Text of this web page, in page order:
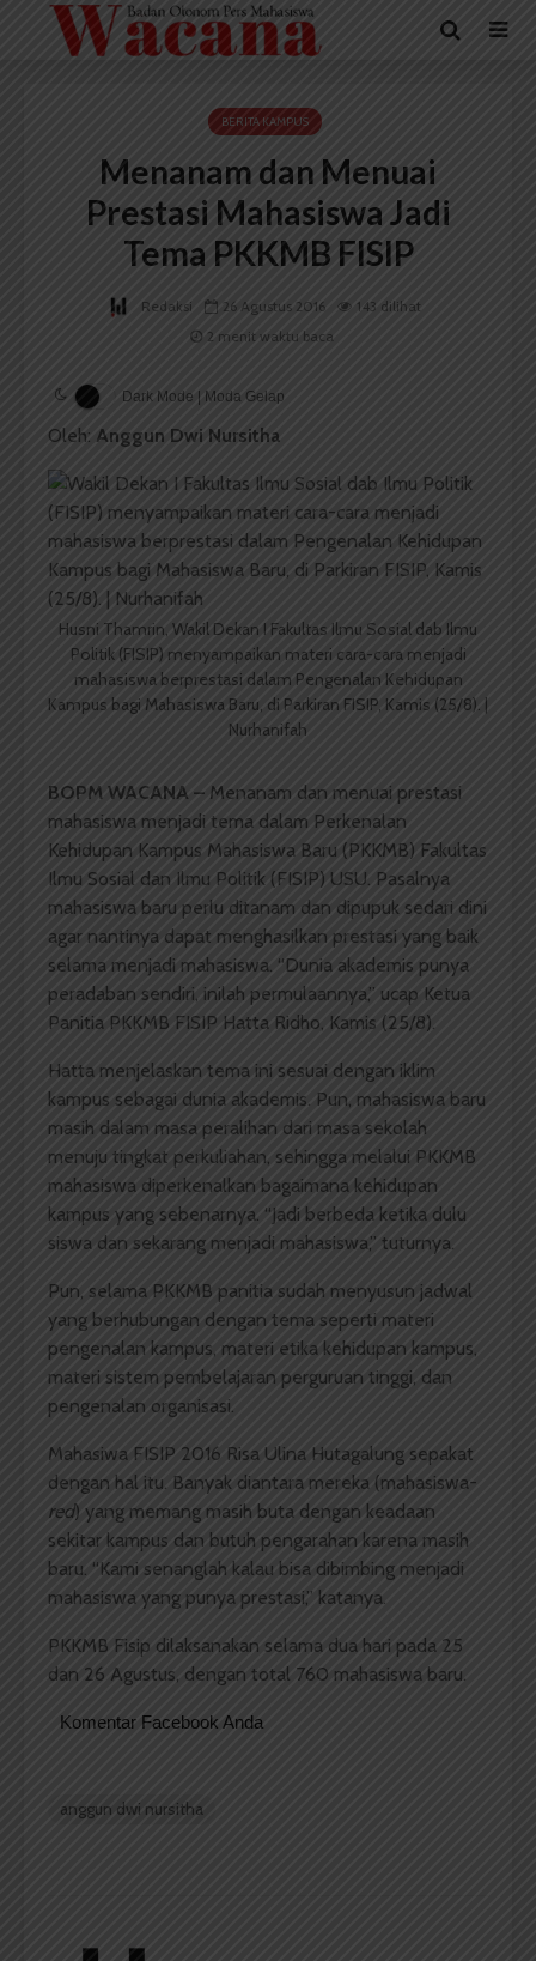
BERITA KAMPUS
Menanam dan Menuai
Prestasi Mahasiswa Jadi
Tema PKKMB FISIP
Redaksi 26 Agustus 2016
143 dilihat
2 menit waktu baca
Dark Mode | Moda Gelap
Oleh: Anggun Dwi Nursitha
Husni Thamrin, Wakil Dekan I Fakultas Ilmu Sosial dab Ilmu
Politik (FISIP) menyampaikan materi cara-cara menjadi
mahasiswa berprestasi dalam Pengenalan Kehidupan
Kampus bagi Mahasiswa Baru, di Parkiran FISIP, Kamis (25/8). |
Nurhanifah
BOPM WACANA – Menanam dan menuai prestasi
mahasiswa menjadi tema dalam Perkenalan
Kehidupan Kampus Mahasiswa Baru (PKKMB) Fakultas
Ilmu Sosial dan Ilmu Politik (FISIP) USU. Pasalnya
mahasiswa baru perlu ditanam dan dipupuk sedari dini
agar nantinya dapat menghasilkan prestasi yang baik
selama menjadi mahasiswa. “Dunia akademis punya
peradaban sendiri, inilah permulaannya,” ucap Ketua
Panitia PKKMB FISIP Hatta Ridho, Kamis (25/8).
Hatta menjelaskan tema ini sesuai dengan iklim
kampus sebagai dunia akademis. Pun, mahasiswa baru
masih dalam masa peralihan dari masa sekolah
menuju tingkat perkuliahan, sehingga melalui PKKMB
mahasiswa diperkenalkan bagaimana kehidupan
kampus yang sebenarnya. “Jadi berbeda ketika dulu
siswa dan sekarang menjadi mahasiswa,” tuturnya.
Pun, selama PKKMB panitia sudah menyusun jadwal
yang berhubungan dengan tema seperti materi
pengenalan kampus, materi etika kehidupan kampus,
materi sistem pembelajaran perguruan tinggi, dan
pengenalan organisasi.
Mahasiwa FISIP 2016 Risa Ulina Hutagalung sepakat
dengan hal itu. Banyak diantara mereka (mahasiswa-
red) yang memang masih buta dengan keadaan
sekitar kampus dan butuh pengarahan karena masih
baru. “Kami senanglah kalau bisa dibimbing menjadi
mahasiswa yang punya prestasi,” katanya.
PKKMB Fisip dilaksanakan selama dua hari pada 25
dan 26 Agustus, dengan total 760 mahasiswa baru.
Komentar Facebook Anda
anggun dwi nursitha